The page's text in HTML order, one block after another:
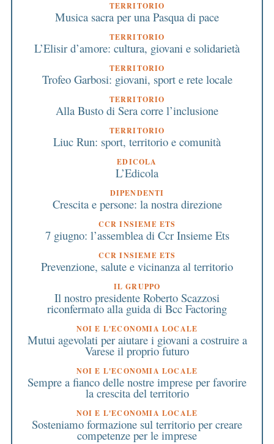
TERRITORIO
Musica sacra per una Pasqua di pace
TERRITORIO
L’Elisir d’amore: cultura, giovani e solidarietà
TERRITORIO
Trofeo Garbosi: giovani, sport e rete locale
TERRITORIO
Alla Busto di Sera corre l’inclusione
TERRITORIO
Liuc Run: sport, territorio e comunità
EDICOLA
L’Edicola
DIPENDENTI
Crescita e persone: la nostra direzione
CCR INSIEME ETS
7 giugno: l’assemblea di Ccr Insieme Ets
CCR INSIEME ETS
Prevenzione, salute e vicinanza al territorio
IL GRUPPO
Il nostro presidente Roberto Scazzosi
riconfermato alla guida di Bcc Factoring
NOI E L'ECONOMIA LOCALE
Mutui agevolati per aiutare i giovani a costruire a
Varese il proprio futuro
NOI E L'ECONOMIA LOCALE
Sempre a fianco delle nostre imprese per favorire
la crescita del territorio
NOI E L'ECONOMIA LOCALE
Sosteniamo formazione sul territorio per creare
competenze per le imprese